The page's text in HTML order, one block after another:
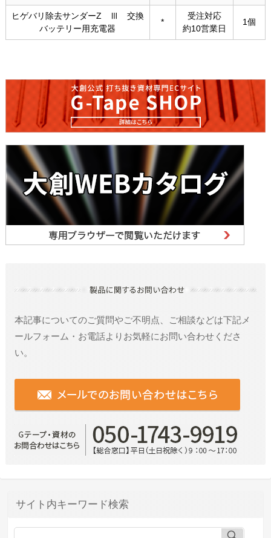
ヒゲバリ除去サンダーZ Ⅲ 交換
バッテリー用充電器
*
受注対応
約10営業日
1個
本記事についてのご質問やご不明点、ご相談などは下記メ
ールフォーム・お電話よりお気軽にお問い合わせくださ
い。
サイト内キーワード検索